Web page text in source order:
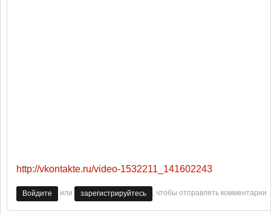
http://vkontakte.ru/video-1532211_141602243
Войдите или зарегистрируйтесь , чтобы отправлять комментарии